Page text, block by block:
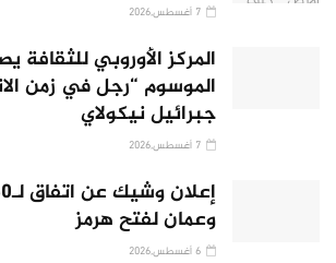
المركز الأوروبي للثقافة
الموسوم “رجل في زمن
جبرائيل نيكولاي
وعمان لفتح هرمز